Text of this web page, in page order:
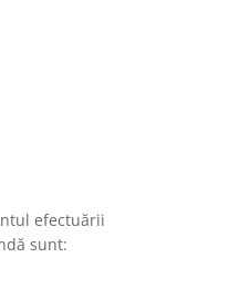
efectuării
sunt: